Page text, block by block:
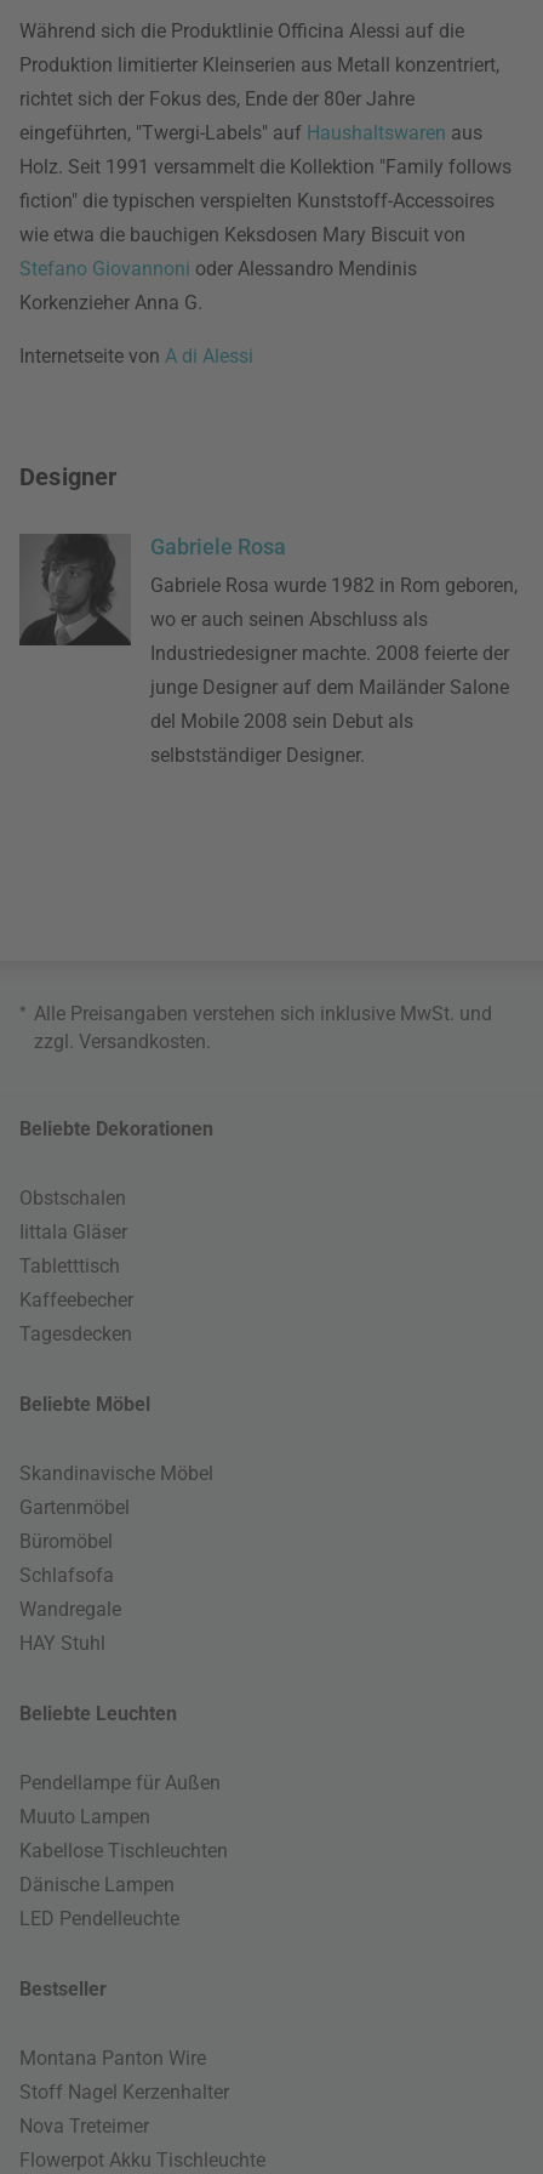
Während sich die Produktlinie Officina Alessi auf die
Produktion limitierter Kleinserien aus Metall konzentriert,
richtet sich der Fokus des, Ende der 80er Jahre
eingeführten, "Twergi-Labels" auf Haushaltswaren aus
Holz. Seit 1991 versammelt die Kollektion "Family follows
fiction" die typischen verspielten Kunststoff-Accessoires
wie etwa die bauchigen Keksdosen Mary Biscuit von
Stefano Giovannoni oder Alessandro Mendinis
Korkenzieher Anna G.
Internetseite von A di Alessi
Designer
Gabriele Rosa
Gabriele Rosa wurde 1982 in Rom geboren,
wo er auch seinen Abschluss als
Industriedesigner machte. 2008 feierte der
junge Designer auf dem Mailänder Salone
del Mobile 2008 sein Debut als
selbstständiger Designer.
* Alle Preisangaben verstehen sich inklusive MwSt. und
zzgl. Versandkosten.
Beliebte Dekorationen
Obstschalen
Iittala Gläser
Tabletttisch
Kaffeebecher
Tagesdecken
Beliebte Möbel
Skandinavische Möbel
Gartenmöbel
Büromöbel
Schlafsofa
Wandregale
HAY Stuhl
Beliebte Leuchten
Pendellampe für Außen
Muuto Lampen
Kabellose Tischleuchten
Dänische Lampen
LED Pendelleuchte
Bestseller
Montana Panton Wire
Stoff Nagel Kerzenhalter
Nova Treteimer
Flowerpot Akku Tischleuchte